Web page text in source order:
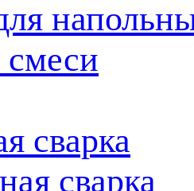
сварка
сварка